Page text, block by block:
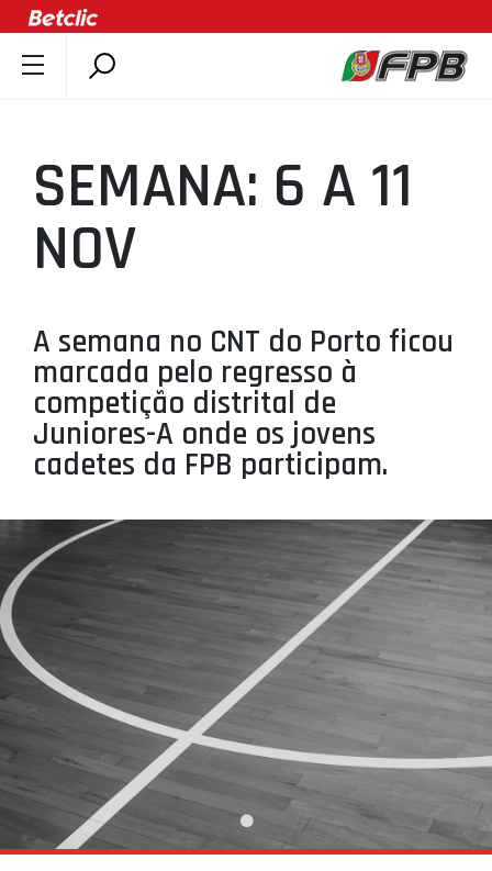
ÚLTIMAS
COMPETIÇÕES
ASSOCIAÇÕES
AGENTES
AGENDA
SELEÇÕES
MINIBASQUETE
ÁREA TÉCNICA
PROJETOS
LIGA BETCLIC MASCULINA
LIGA BETCLIC FEMININA
SEMANA: 6 A 11
NOV
A semana no CNT do Porto ficou
marcada pelo regresso à
competição distrital de
Juniores-A onde os jovens
cadetes da FPB participam.